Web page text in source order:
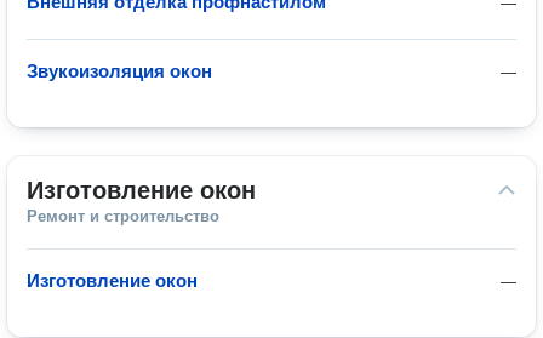
—
Звукоизоляция окон
Изготовление окон
Ремонт и строительство
—
Изготовление окон